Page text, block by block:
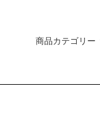
商品カテゴリー